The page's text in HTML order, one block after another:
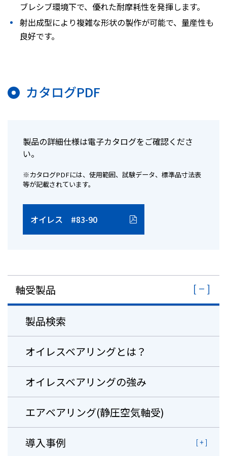
ブレシブ環境下で、優れた耐摩耗性を発揮します。
射出成型により複雑な形状の製作が可能で、量産性も
良好です。
カタログPDF
製品の詳細仕様は電子カタログをご確認くださ
い。
※カタログPDFには、使用範囲、試験データ、標準品寸法表
等が記載されています。
オイレス #83-90
軸受製品
製品検索
オイレスベアリングとは？
オイレスベアリングの強み
エアベアリング(静圧空気軸受)
導入事例